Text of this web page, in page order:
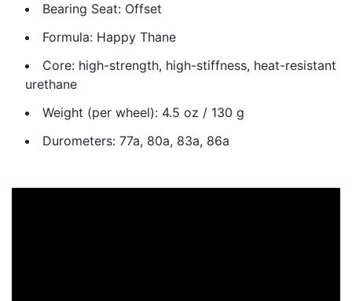
Bearing Seat: Offset
Formula: Happy Thane
Core: high-strength, high-stiffness, heat-resistant
urethane
Weight (per wheel): 4.5 oz / 130 g
Durometers: 77a, 80a, 83a, 86a